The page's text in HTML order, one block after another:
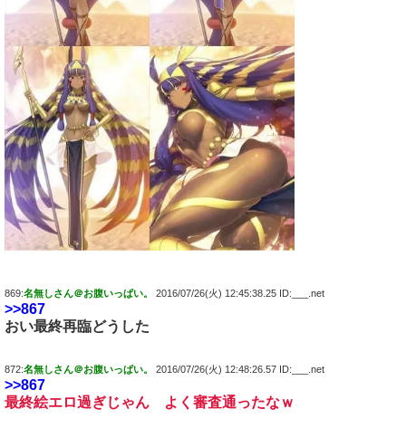
869:名無しさん＠お腹いっぱい。 2016/07/26(火) 12:45:38.25 ID:___.net
>>867
おい最終再臨どうした
872:名無しさん＠お腹いっぱい。 2016/07/26(火) 12:48:26.57 ID:___.net
>>867
最終絵エロ過ぎじゃん よく審査通ったなｗ